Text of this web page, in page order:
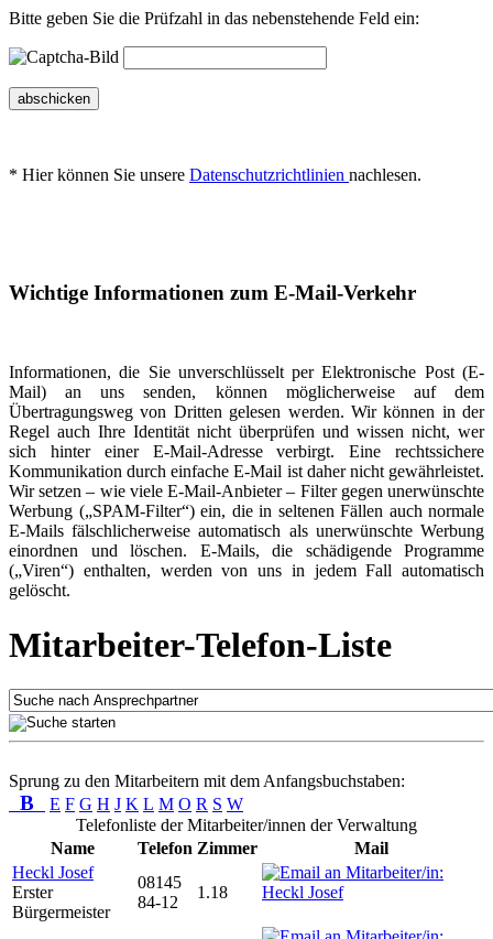
Bitte geben Sie die Prüfzahl in das nebenstehende Feld ein:
abschicken
* Hier können Sie unsere Datenschutzrichtlinien nachlesen.
Wichtige Informationen zum E-Mail-Verkehr
Informationen, die Sie unverschlüsselt per Elektronische Post (E-
Mail) an uns senden, können möglicherweise auf dem
Übertragungsweg von Dritten gelesen werden. Wir können in der
Regel auch Ihre Identität nicht überprüfen und wissen nicht, wer
sich hinter einer E-Mail-Adresse verbirgt. Eine rechtssichere
Kommunikation durch einfache E-Mail ist daher nicht gewährleistet.
Wir setzen – wie viele E-Mail-Anbieter – Filter gegen unerwünschte
Werbung („SPAM-Filter“) ein, die in seltenen Fällen auch normale
E-Mails fälschlicherweise automatisch als unerwünschte Werbung
einordnen und löschen. E-Mails, die schädigende Programme
(„Viren“) enthalten, werden von uns in jedem Fall automatisch
gelöscht.
Mitarbeiter-Telefon-Liste
Sprung zu den Mitarbeitern mit dem Anfangsbuchstaben:
B E F G H J K L M O R S W
Telefonliste der Mitarbeiter/innen der Verwaltung
Name
Telefon Zimmer
Mail
Heckl Josef
Erster
Bürgermeister
08145
84-12
1.18